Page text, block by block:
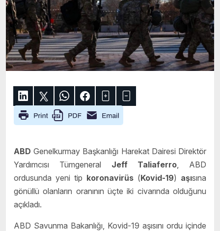
ABDGenelkurmay Başkanlığı Harekat Dairesi Direktör
Yardımcısı Tümgeneral Jeff Taliaferro , ABD
ordusunda yeni tip koronavirüs (Kovid-19) aşısına
gönüllü olanların oranının üçte iki civarında olduğunu
açıkladı.
ABD Savunma Bakanlığı, Kovid-19 aşısını ordu içinde